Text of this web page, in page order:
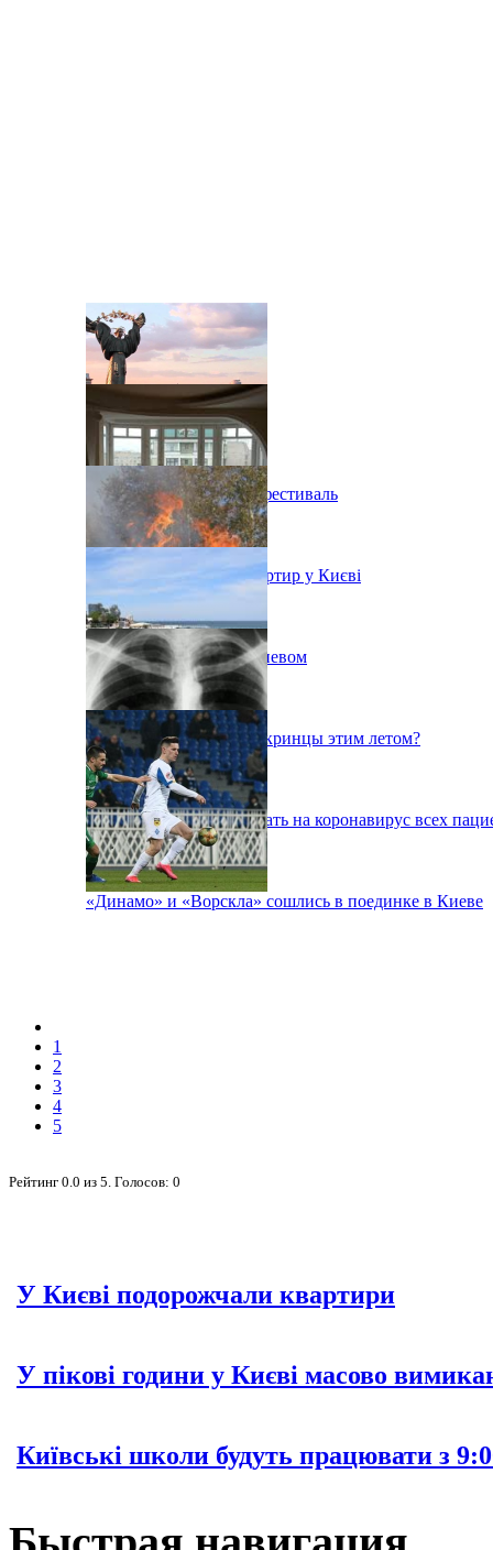
В Киеве состоится эко-фестиваль
Ситуація з орендою квартир у Києві
Пожар на свалке под Киевом
Куда поедут отдыхать укринцы этим летом?
В Киеве будут тестировать на коронавирус всех
«Динамо» и «Ворскла» сошлись в поединке в Киеве
1
2
3
4
5
Рейтинг 0.0 из 5. Голосов: 0
У Києві подорожчали квартири
У пікові години у Києві масово
Київські школи будуть працювати з